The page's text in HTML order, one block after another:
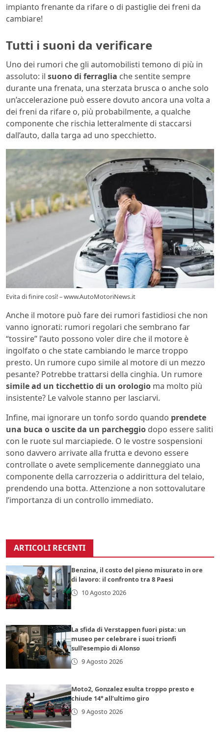
impianto frenante da rifare o di pastiglie dei freni da
cambiare!
Tutti i suoni da verificare
Uno dei rumori che gli automobilisti temono di più in
assoluto: il suono di ferraglia che sentite sempre
durante una frenata, una sterzata brusca o anche solo
un’accelerazione può essere dovuto ancora una volta a
dei freni da rifare o, più probabilmente, a qualche
componente che rischia letteralmente di staccarsi
dall’auto, dalla targa ad uno specchietto.
Evita di finire così! – www.AutoMotoriNews.it
Anche il motore può fare dei rumori fastidiosi che non
vanno ignorati: rumori regolari che sembrano far
“tossire” l’auto possono voler dire che il motore è
ingolfato o che state cambiando le marce troppo
presto. Un rumore cupo simile al motore di un mezzo
pesante? Potrebbe trattarsi della cinghia. Un rumore
simile ad un ticchettio di un orologio ma molto più
insistente? Le valvole stanno per lasciarvi.
Infine, mai ignorare un tonfo sordo quando prendete
una buca o uscite da un parcheggio dopo essere saliti
con le ruote sul marciapiede. O le vostre sospensioni
sono davvero arrivate alla frutta e devono essere
controllate o avete semplicemente danneggiato una
componente della carrozzeria o addirittura del telaio,
prendendo una botta. Attenzione a non sottovalutare
l’importanza di un controllo immediato.
ARTICOLI RECENTI
Benzina, il costo del pieno misurato in ore
di lavoro: il confronto tra 8 Paesi
10 Agosto 2026
La sfida di Verstappen fuori pista: un
museo per celebrare i suoi trionfi
sull’esempio di Alonso
9 Agosto 2026
Moto2, Gonzalez esulta troppo presto e
chiude 14° all’ultimo giro
9 Agosto 2026